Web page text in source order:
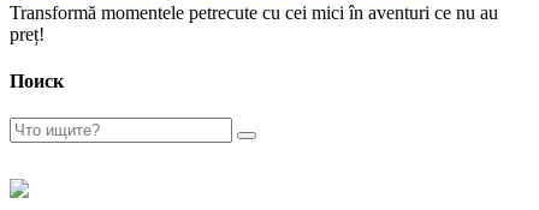
Transformă momentele petrecute cu cei mici în aventuri ce nu au
preț!
Поиск